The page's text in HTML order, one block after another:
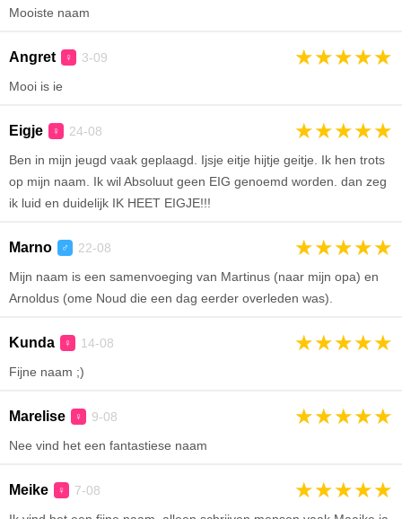
Mooiste naam
Angret ♀ 3-09 ★★★★★
Mooi is ie
Eigje ♀ 24-08 ★★★★★
Ben in mijn jeugd vaak geplaagd. Ijsje eitje hijtje geitje. Ik hen trots
op mijn naam. Ik wil Absoluut geen EIG genoemd worden. dan zeg
ik luid en duidelijk IK HEET EIGJE!!!
Marno ♂ 22-08 ★★★★★
Mijn naam is een samenvoeging van Martinus (naar mijn opa) en
Arnoldus (ome Noud die een dag eerder overleden was).
Kunda ♀ 14-08 ★★★★★
Fijne naam ;)
Marelise ♀ 9-08 ★★★★★
Nee vind het een fantastiese naam
Meike ♀ 7-08 ★★★★★